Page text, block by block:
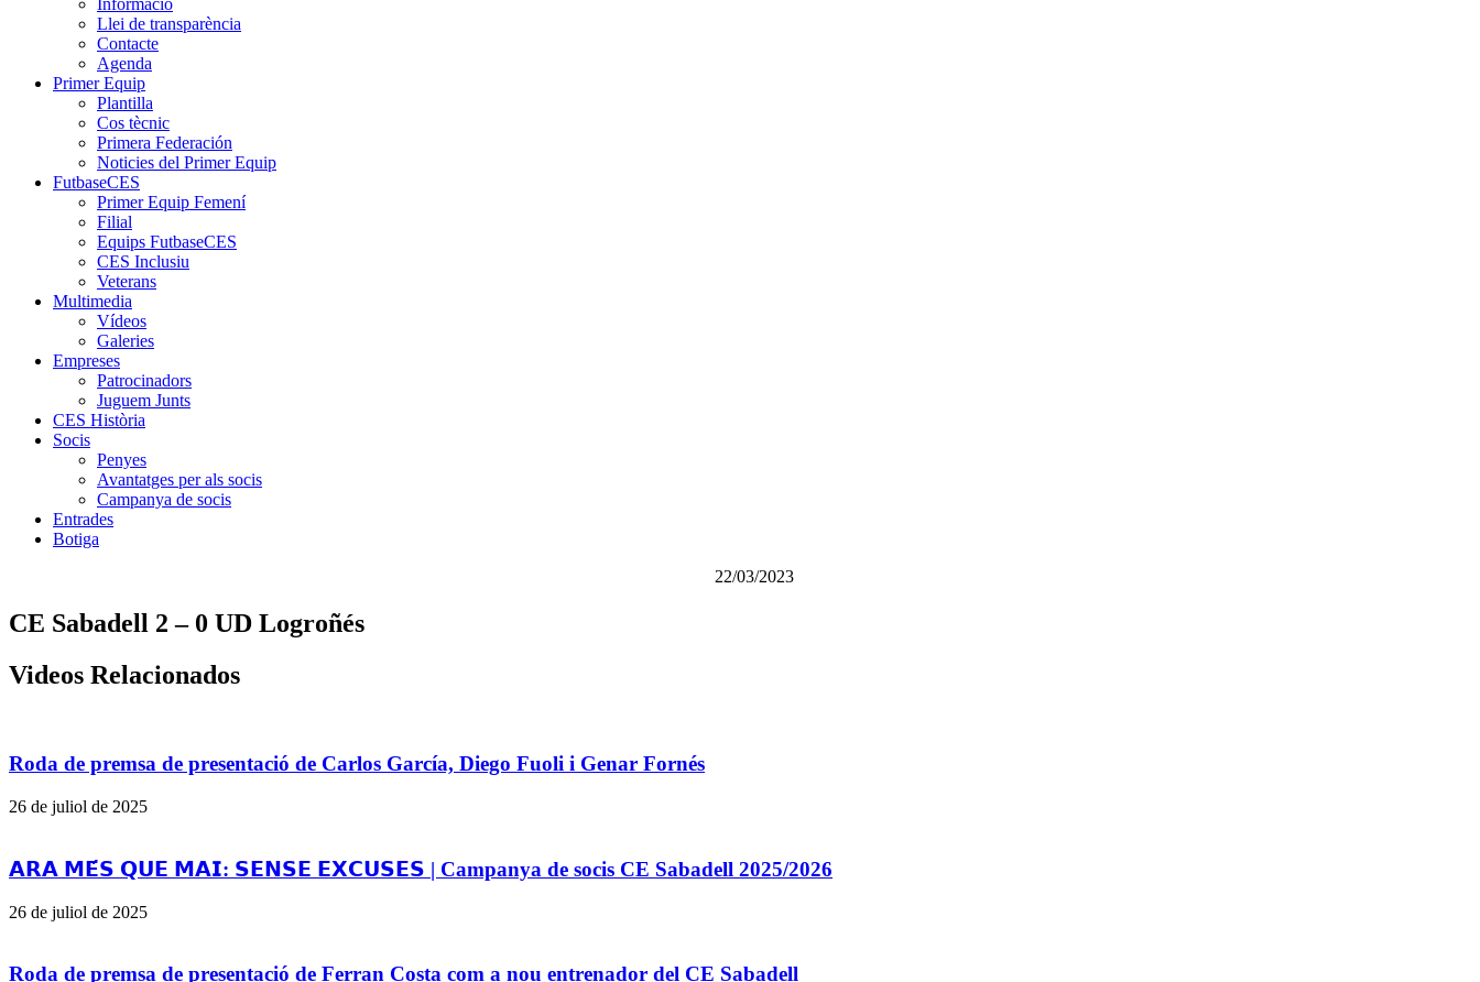
Informació
Llei de transparència
Contacte
Agenda
Primer Equip
Plantilla
Cos tècnic
Primera Federación
Noticies del Primer Equip
FutbaseCES
Primer Equip Femení
Filial
Equips FutbaseCES
CES Inclusiu
Veterans
Multimedia
Vídeos
Galeries
Empreses
Patrocinadors
Juguem Junts
CES Història
Socis
Penyes
Avantatges per als socis
Campanya de socis
Entrades
Botiga
22/03/2023
CE Sabadell 2 – 0 UD Logroñés
Videos Relacionados
Roda de premsa de presentació de Carlos García, Diego Fuoli i Genar Fornés
26 de juliol de 2025
𝗔𝗥𝗔 𝗠𝗘́𝗦 𝗤𝗨𝗘 𝗠𝗔𝗜: 𝗦𝗘𝗡𝗦𝗘 𝗘𝗫𝗖𝗨𝗦𝗘𝗦 | Campanya de socis CE Sabadell 2025/2026
26 de juliol de 2025
Roda de premsa de presentació de Ferran Costa com a nou entrenador del CE Sabadell